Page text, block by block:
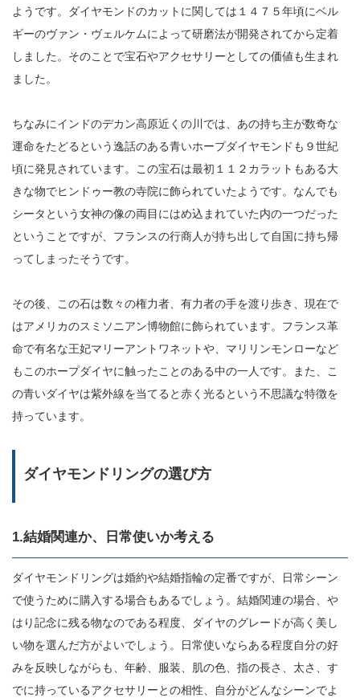
ようです。ダイヤモンドのカットに関しては１４７５年頃にベル
ギーのヴァン・ヴェルケムによって研磨法が開発されてから定着
しました。そのことで宝石やアクセサリーとしての価値も生まれ
ました。
ちなみにインドのデカン高原近くの川では、あの持ち主が数奇な
運命をたどるという逸話のある青いホープダイヤモンドも９世紀
頃に発見されています。この宝石は最初１１２カラットもある大
きな物でヒンドゥー教の寺院に飾られていたようです。なんでも
シータという女神の像の両目にはめ込まれていた内の一つだった
ということですが、フランスの行商人が持ち出して自国に持ち帰
ってしまったそうです。
その後、この石は数々の権力者、有力者の手を渡り歩き、現在で
はアメリカのスミソニアン博物館に飾られています。フランス革
命で有名な王妃マリーアントワネットや、マリリンモンローなど
もこのホープダイヤに触ったことのある中の一人です。また、こ
の青いダイヤは紫外線を当てると赤く光るという不思議な特徴を
持っています。
ダイヤモンドリングの選び方
1.結婚関連か、日常使いか考える
ダイヤモンドリングは婚約や結婚指輪の定番ですが、日常シーン
で使うために購入する場合もあるでしょう。結婚関連の場合、や
はり記念に残る物なのである程度、ダイヤのグレードが高く美し
い物を選んだ方がよいでしょう。日常使いならある程度自分の好
みを反映しながらも、年齢、服装、肌の色、指の長さ、太さ、す
でに持っているアクセサリーとの相性、自分がどんなシーンでよ